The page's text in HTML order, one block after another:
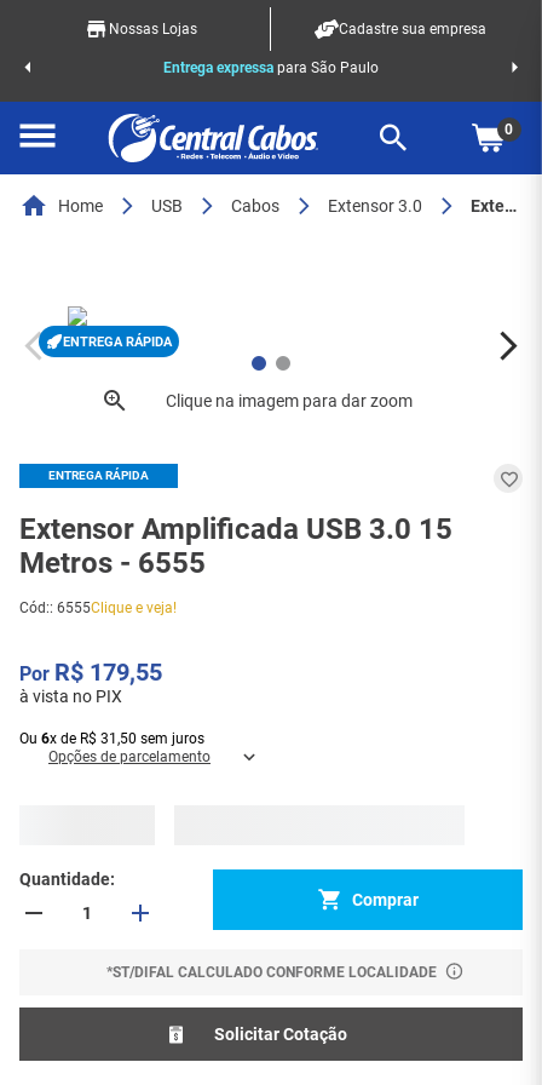
Nossas Lojas
Cadastre sua empresa
Entrega expressa para São Paulo
0
Home USB Cabos Extensor 3.0 Extensor amplificada usb 3.0 15 metros - 6555
ENTREGA RÁPIDA
ENTREGA RÁPIDA
Extensor Amplificada USB 3.0 15
Metros - 6555
Cód:: 6555Clique e veja!
R$ 179,55
à vista no PIX
Ou 6x de R$ 31 ,50 sem juros
Opções de parcelamento
Quantidade
Comprar
*ST/DIFAL CALCULADO CONFORME LOCALIDADE
Solicitar Cotação